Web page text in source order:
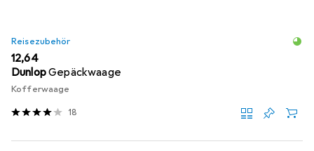
Reisezubehör
EUR
12,64
DunlopGepäckwaage
Kofferwaage
18